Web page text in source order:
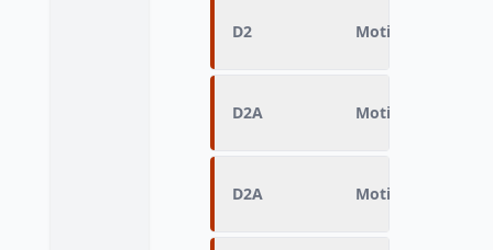
D2 Motif Origine du
D2A Motif Origine de
D2A Motif Origine de